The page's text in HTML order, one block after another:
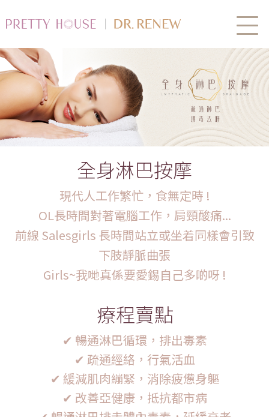
全身淋巴按摩
現代人工作繁忙，食無定時 !
OL長時間對著電腦工作，肩頸酸痛...
前線 Salesgirls 長時間站立或坐着同樣會引致
下肢靜脈曲張
Girls~我哋真係要愛錫自己多啲呀 !
療程賣點
✔ 暢通淋巴循環，排出毒素
✔ 疏通經絡，行氣活血
✔ 緩減肌肉繃緊，消除疲憊身軀
✔ 改善亞健康，抵抗都市病